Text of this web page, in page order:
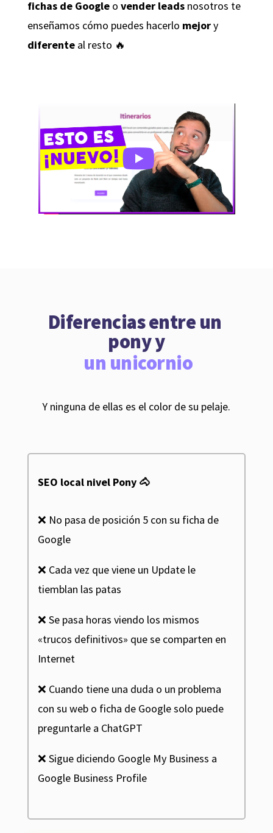
fichas de Google o vender leads nosotros te
enseñamos cómo puedes hacerlo mejory
diferenteal resto 🔥
Diferencias entre un
pony y
un unicornio
Y ninguna de ellas es el color de su pelaje.
SEO local nivel Pony 🐴
❌ No pasa de posición 5 con su ficha de
Google
❌ Cada vez que viene un Update le
tiemblan las patas
❌ Se pasa horas viendo los mismos
«trucos definitivos» que se comparten en
Internet
❌ Cuando tiene una duda o un problema
con su web o ficha de Google solo puede
preguntarle a ChatGPT
❌ Sigue diciendo Google My Business a
Google Business Profile